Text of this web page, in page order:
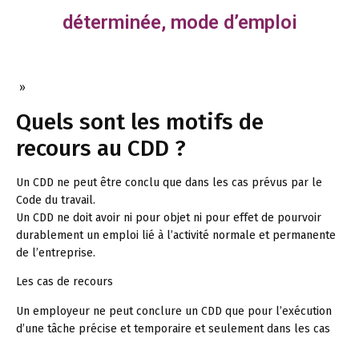
déterminée, mode d’emploi
»
Quels sont les motifs de
recours au CDD ?
Un CDD ne peut être conclu que dans les cas prévus par le
Code du travail.
Un CDD ne doit avoir ni pour objet ni pour effet de pourvoir
durablement un emploi lié à l’activité normale et permanente
de l’entreprise.
Les cas de recours
Un employeur ne peut conclure un CDD que pour l’exécution
d’une tâche précise et temporaire et seulement dans les cas